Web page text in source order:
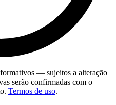
— sujeitos a alteração
serão confirmadas com o
Termos de uso.